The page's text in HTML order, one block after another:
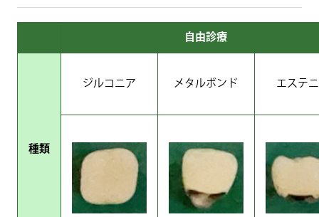
自由診療
種類
ジルコニア メタルボンド エステ